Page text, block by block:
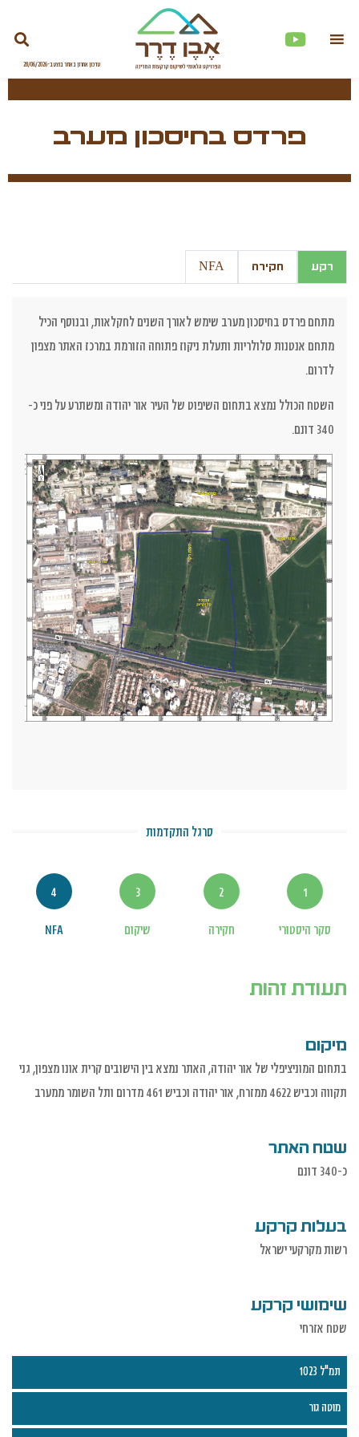
פרדס בחיסכון מערב
תמ"ל 1023
מוטה גור
רקע חקירה NFA
מתחם פרדס בחיסכון מערב שימש לאורך השנים לחקלאות, ובנוסף הכיל
מתחם אנטנות סלולריות ותעלת ניקוז פתוחה הזורמת במרכז האתר מצפון
לדרום.
השטח הכולל נמצא בתחום השיפוט של העיר אור יהודה ומשתרע על פני כ-
340 דונם
.
סרגל התקדמות
1
סקר היסטורי
2
חקירה
3
שיקום
4
NFA
תעודת זהות
מיקום
בתחום המוניציפלי של אור יהודה, האתר נמצא בין הישובים קרית אונו מצפון, גני
תקווה וכביש 4622 ממזרח, אור יהודה וכביש 461 מדרום ותל השומר ממערב
שטח האתר
כ-340 דונם
בעלות קרקע
רשות מקרקעי ישראל
שימושי קרקע
שטח אזרחי